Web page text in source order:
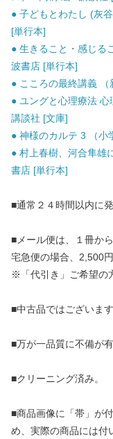
● 子どもとわたし (灰
[単行本]
● 生きること・感じる
波書店 [単行本]
● こころの最終講義
● ユングと心理療法
講談社 [文庫]
● 神様のカルテ 3 （小
● 村上春樹、河合隼雄
書店 [単行本]
■通常２４時間以内に
■メール便は、１冊か
宅急便の場合、2,500
※「代引き」ご希望の
■中古品ではございま
■万が一品質に不備が
■クリーニング済み。
■商品画像に「帯」が
め、実際の商品には付